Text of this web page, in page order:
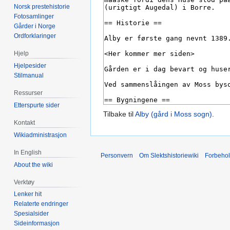
Tilbake tilAlby (gård i Moss sogn).
Norsk prestehistorie
Fotosamlinger
Gårder i Norge
Ordforklaringer
Hjelp
Hjelpesider
Stilmanual
Ressurser
Etterspurte sider
Kontakt
Wikiadministrasjon
In English
About the wiki
Verktøy
Lenker hit
Relaterte endringer
Spesialsider
Sideinformasjon
Personvern Om Slektshistoriewiki